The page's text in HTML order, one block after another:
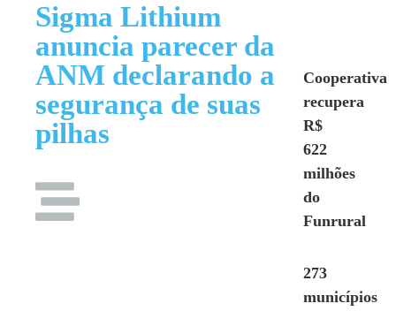
Sigma Lithium
anuncia parecer da
ANM declarando a
segurança de suas
pilhas
Cooperativa
recupera
R$
622
milhões
do
Funrural
273
municípios